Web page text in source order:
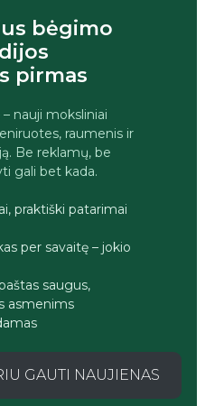
bėgimo
pirmas
nauji moksliniai
raumenis ir
Be reklamų, be
gali bet kada.
praktiški patarimai
per savaitę – jokio
saugus,
asmenims
GAUTI NAUJIENAS